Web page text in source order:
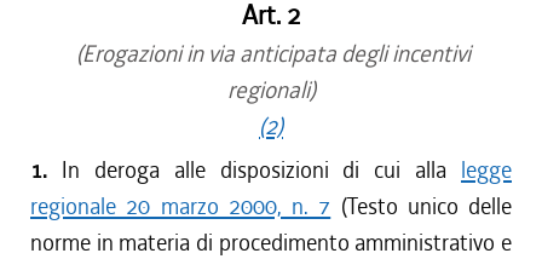
Art. 2
(Erogazioni in via anticipata degli incentivi
regionali)
(2)
1. In deroga alle disposizioni di cui alla legge
regionale 20 marzo 2000, n. 7 (Testo unico delle
norme in materia di procedimento amministrativo e